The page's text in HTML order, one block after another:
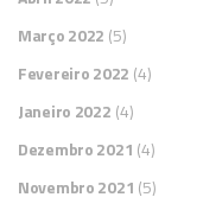
Março 2022 (5)
Fevereiro 2022 (4)
Janeiro 2022 (4)
Dezembro 2021 (4)
Novembro 2021 (5)